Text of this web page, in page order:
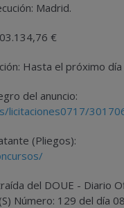
Madrid.
€
Hasta el próximo
del anuncio:
licitaciones0717/
(Pliegos):
del DOUE - Diario
Número: 129 del día